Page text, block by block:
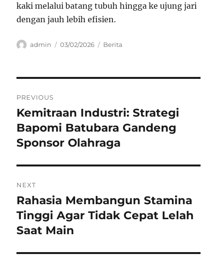
kaki melalui batang tubuh hingga ke ujung jari
dengan jauh lebih efisien.
Author
admin
Posted
03/02/2026 Categories
Berita
pos
PREVIOUS
Previous
post:
Kemitraan Industri: Strategi
Bapomi Batubara Gandeng
Sponsor Olahraga
NEXT
Next
post:
Rahasia Membangun Stamina
Tinggi Agar Tidak Cepat Lelah
Saat Main